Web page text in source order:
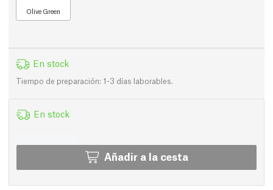
Olive Green
En stock
Tiempo de preparación: 1-3 días laborables.
En stock
Añadir a la cesta